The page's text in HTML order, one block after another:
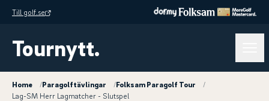
Till golf.se
Tournytt.
Home /Paragolftävlingar /Folksam Paragolf Tour
/
Lag-SM Herr Lagmatcher - Slutspel